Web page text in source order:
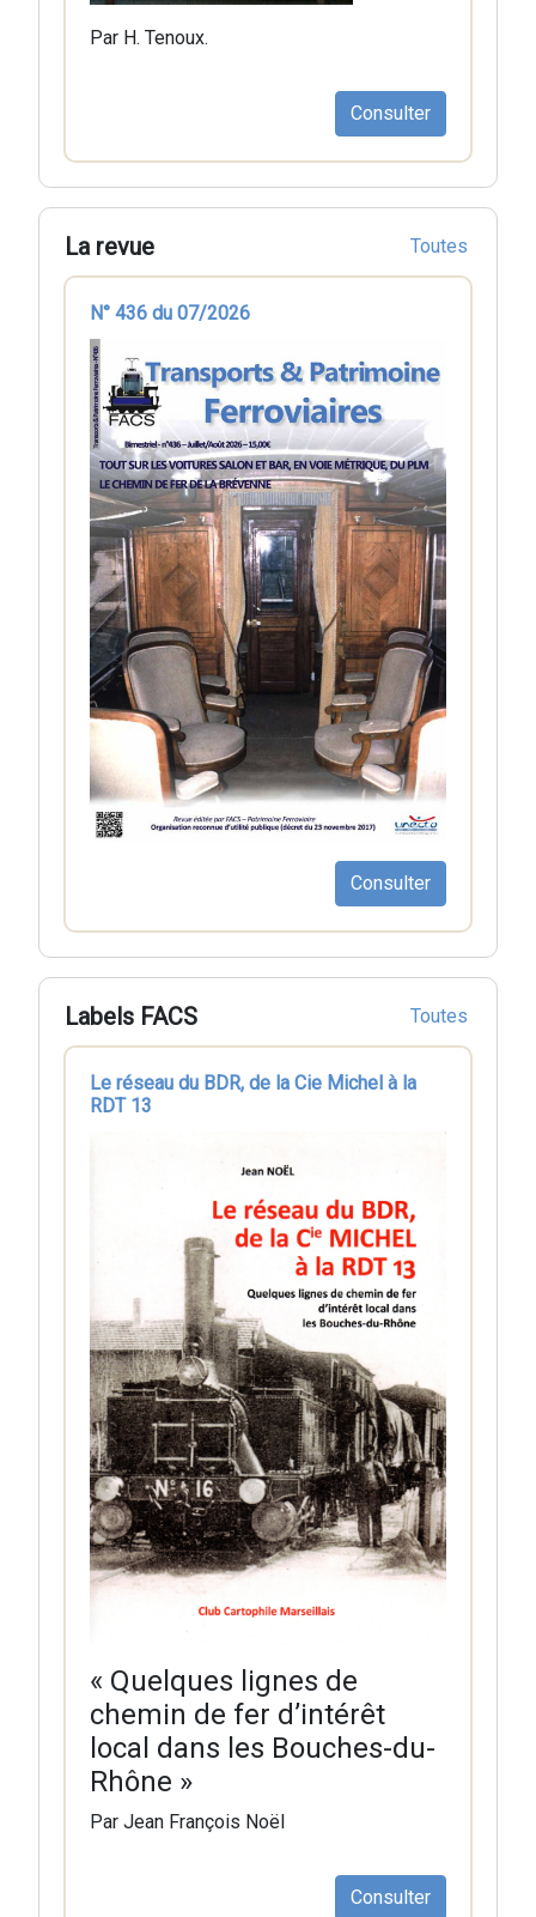
Par H. Tenoux.
Consulter
La revue Toutes
N° 436 du 07/2026
Consulter
Labels FACS Toutes
Le réseau du BDR, de la Cie Michel à la
RDT 13
« Quelques lignes de
chemin de fer d’intérêt
local dans les Bouches-du-
Rhône »
Par Jean François Noël
Consulter